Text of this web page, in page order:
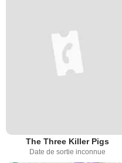
The Three Killer Pigs
Date de sortie inconnue